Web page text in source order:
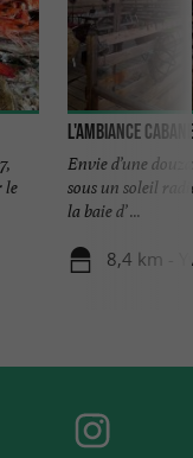
le
L'Ambiance Cabane
Envie d’une
sous un soleil
la baie d’ ...
8,4 km -